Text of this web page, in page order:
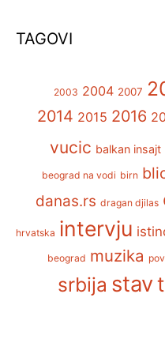
TAGOVI
2003 2004 2007
2014 2015 2016
vucic balkan insajt
beograd na vodi birn
danas.rs dragan djilas
hrvatska intervju
beograd muzika
srbija stav